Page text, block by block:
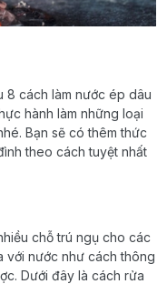
8 cách làm nước ép dâu
hành làm những loại
Bạn sẽ có thêm thức
theo cách tuyệt nhất
chỗ trú ngụ cho các
với nước như cách thông
Dưới đây là cách rửa